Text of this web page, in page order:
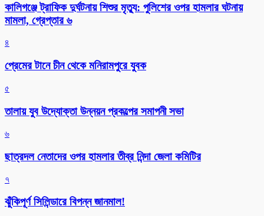
কালিগঞ্জে ট্রাফিক দুর্ঘটনায় শিশুর মৃত্যু: পুলিশের ওপর হামলার ঘটনায়
মামলা, গ্রেপ্তার ৬
৪
প্রেমের টানে চীন থেকে মনিরামপুরে যুবক
৫
তালায় যুব উদ্যোক্তা উন্নয়ন প্রকল্পের সমাপনী সভা
৬
ছাত্রদল নেতাদের ওপর হামলার তীব্র নিন্দা জেলা কমিটির
৭
ঝুঁকিপূর্ণ সিলিন্ডারে বিপন্ন জানমাল!